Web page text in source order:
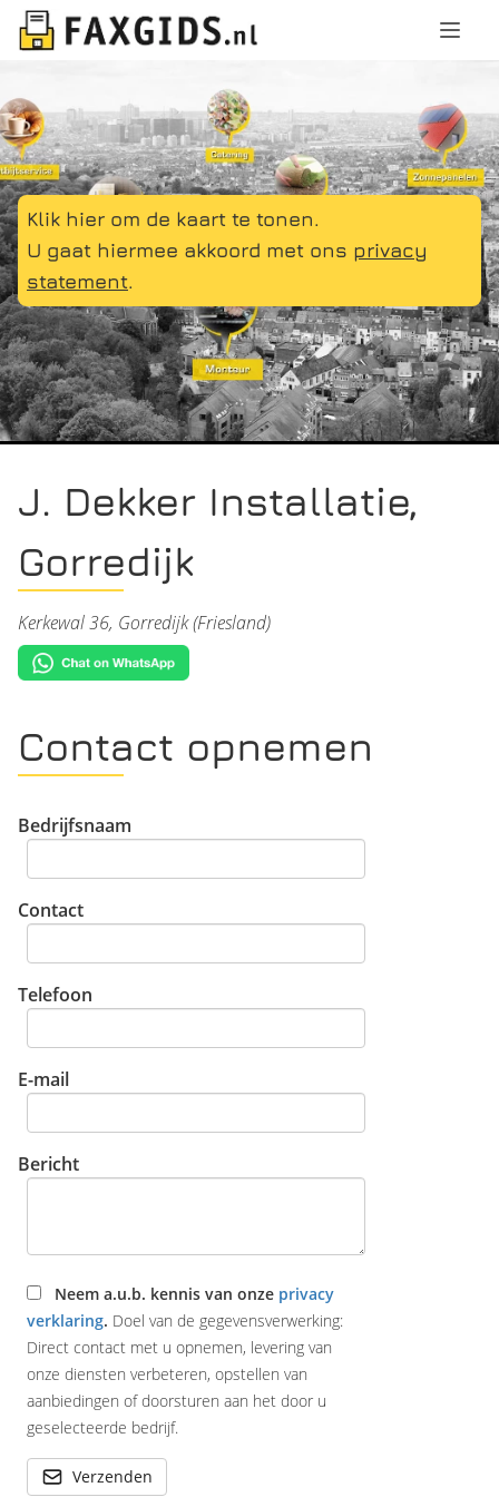
Klik hier om de kaart te tonen.
U gaat hiermee akkoord met ons privacy
statement.
J. Dekker Installatie,
Gorredijk
Kerkewal 36, Gorredijk (Friesland)
Contact opnemen
Bedrijfsnaam
Contact
Telefoon
E-mail
Bericht
Neem a.u.b. kennis van onze privacy
verklaring. Doel van de gegevensverwerking:
Direct contact met u opnemen, levering van
onze diensten verbeteren, opstellen van
aanbiedingen of doorsturen aan het door u
geselecteerde bedrijf.
Verzenden